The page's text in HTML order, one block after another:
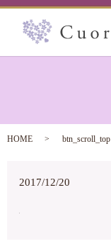
HOME btn_scroll_top
2017/12/20